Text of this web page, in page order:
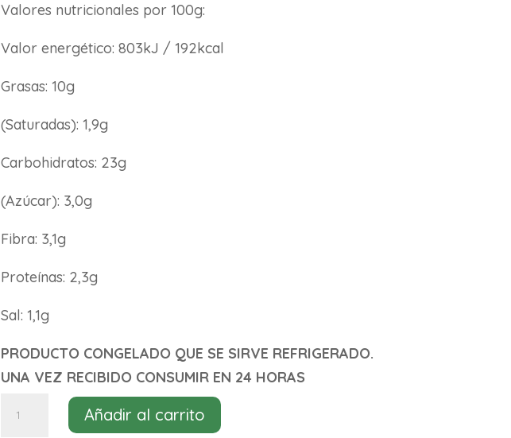
Valores nutricionales por 100g:
Valor energético: 803kJ / 192kcal
Grasas: 10g
(Saturadas): 1,9g
Carbohidratos: 23g
(Azúcar): 3,0g
Fibra: 3,1g
Proteínas: 2,3g
Sal: 1,1g
PRODUCTO CONGELADO QUE SE SIRVE REFRIGERADO.
UNA VEZ RECIBIDO CONSUMIR EN 24 HORAS
Vegambas
rebozadas
Añadir al carrito